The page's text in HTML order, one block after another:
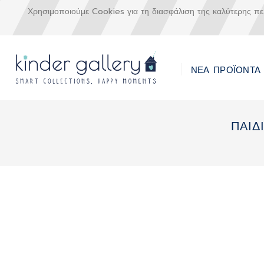
Χρησιμοποιούμε Cookies για τη διασφάλιση της καλύτερης
ΝΕΑ ΠΡΟΪΟΝΤΑ